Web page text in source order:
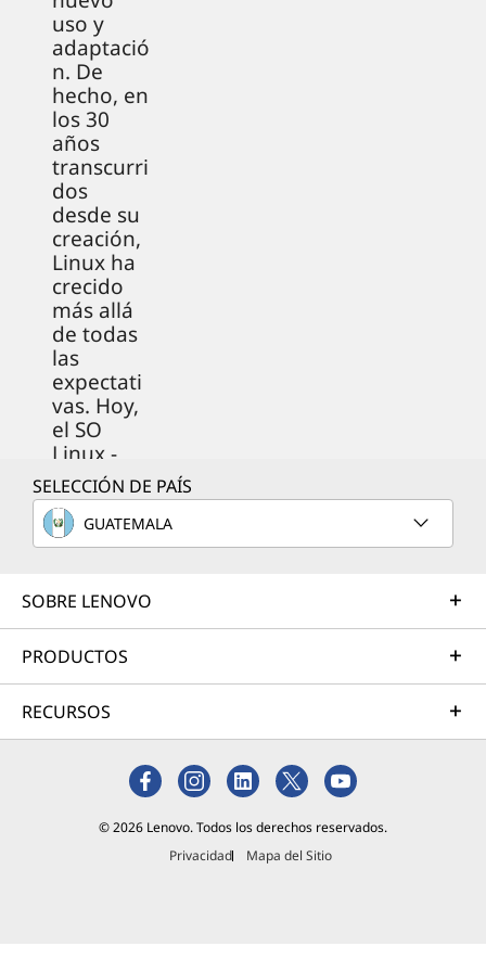
uso y
adaptació
n. De
hecho, en
los 30
años
transcurri
dos
desde su
creación,
Linux ha
crecido
más allá
de todas
las
expectati
vas. Hoy,
el SO
Linux -
creado
como
alternativ
a libre a
para PC
dominant
es, con
código
fuente
abierto
que
cualquier
programa
puede
SELECCIÓN DE PAÍS
GUATEMALA
SOBRE LENOVO
PRODUCTOS
RECURSOS
© 2026 Lenovo. Todos los derechos reservados.
Privacidad
Mapa del Sitio